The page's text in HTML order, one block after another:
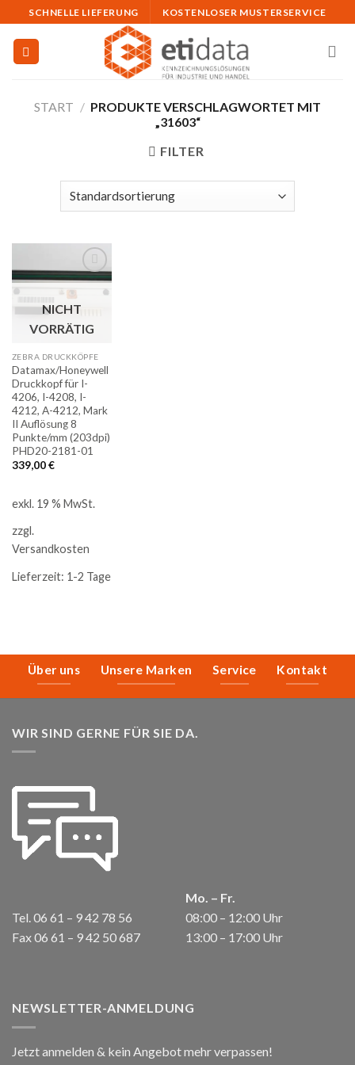
to
content
SCHNELLE LIEFERUNG KOSTENLOSER MUSTERSERVICE
START / PRODUKTE VERSCHLAGWORTET MIT
„31603“
FILTER
Merkliste
NICHT
VORRÄTIG
ZEBRA DRUCKKÖPFE
Datamax/Honeywell
Druckkopf für I-
4206, I-4208, I-
4212, A-4212, Mark
II Auflösung 8
Punkte/mm (203dpi)
PHD20-2181-01
339,00€
exkl. 19 % MwSt.
zzgl.
Versandkosten
Lieferzeit: 1-2 Tage
Über uns Unsere Marken Service Kontakt
WIR SIND GERNE FÜR SIE DA.
Tel. 06 61 – 9 42 78 56
Fax 06 61 – 9 42 50 687
Mo. – Fr.
08:00 – 12:00 Uhr
13:00 – 17:00 Uhr
NEWSLETTER-ANMELDUNG
Jetzt anmelden & kein Angebot mehr verpassen!